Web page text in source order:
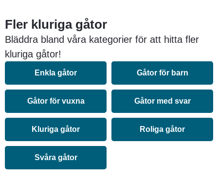
Fler kluriga gåtor
Bläddra bland våra kategorier för att hitta fler
kluriga gåtor!
Enkla gåtor Gåtor för barn
Gåtor för vuxna Gåtor med svar
Kluriga gåtor Roliga gåtor
Svåra gåtor